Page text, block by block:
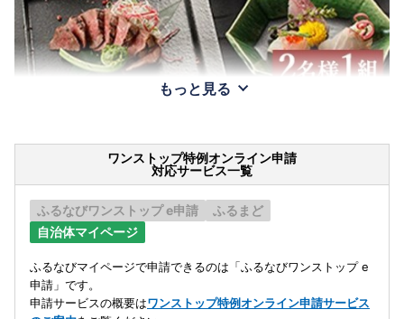
もっと見る
ワンストップ特例オンライン申請
対応サービス一覧
ふるなびワンストップ e申請
ふるまど
自治体マイページ
ふるなびマイページで申請できるのは「ふるなびワンストップ e
申請」です。
申請サービスの概要はワンストップ特例オンライン申請サービス